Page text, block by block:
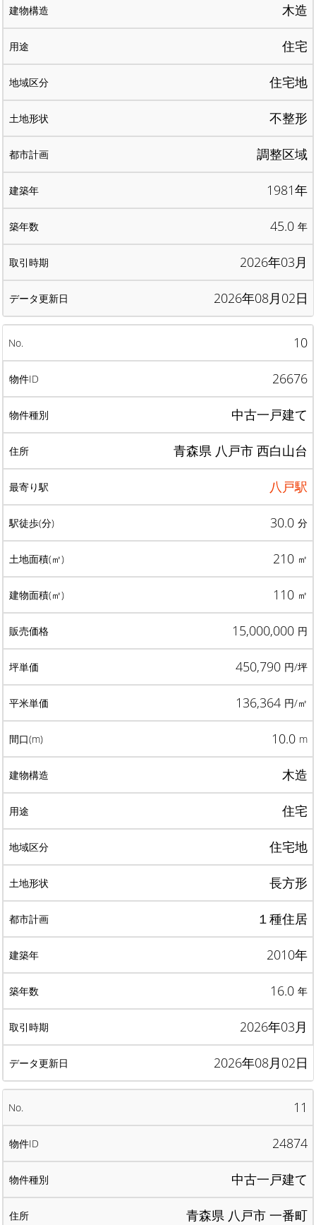
木造
住宅
住宅地
不整形
調整区域
1981年
45.0 年
2026年03月
2026年08月02日
10
26676
中古一戸建て
青森県 八戸市 西白山台
八戸駅
30.0 分
210 ㎡
110 ㎡
15,000,000 円
450,790 円/坪
136,364 円/㎡
10.0 m
木造
住宅
住宅地
長方形
１種住居
2010年
16.0 年
2026年03月
2026年08月02日
11
24874
中古一戸建て
青森県 八戸市 一番町